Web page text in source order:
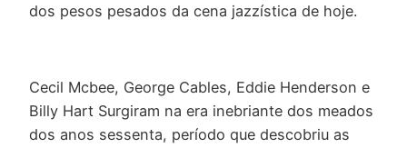
dos pesos pesados da cena jazzística de hoje.
Cecil Mcbee, George Cables, Eddie Henderson e
Billy Hart Surgiram na era inebriante dos meados
dos anos sessenta, período que descobriu as